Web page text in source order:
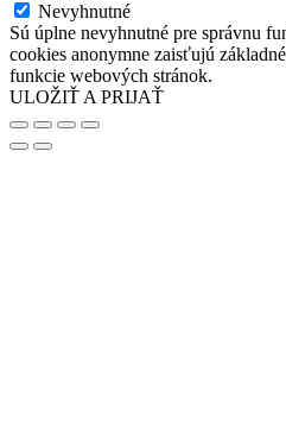
Nevyhnutné
Sú úplne nevyhnutné pre správnu
cookies anonymne zaisťujú
funkcie webových stránok.
ULOŽIŤ A PRIJAŤ